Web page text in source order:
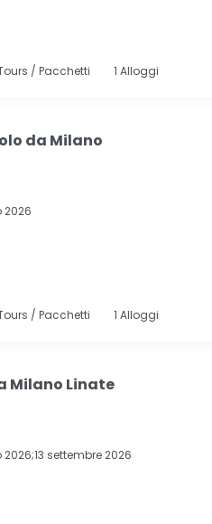
/ Pacchetti 1 Alloggi
da Milano
2026
/ Pacchetti 1 Alloggi
Milano Linate
settembre 2026